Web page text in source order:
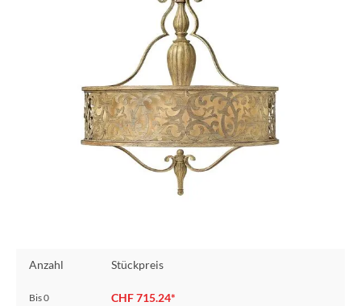
Anzahl Stückpreis
Bis0 CHF 715.24*